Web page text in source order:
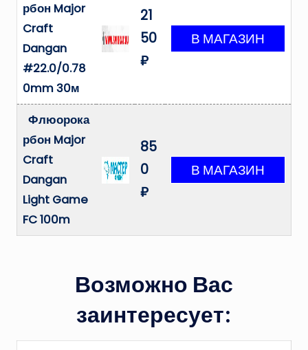
рбон Major
Craft
Dangan
#22.0/0.78
0mm 30м
21
50
₽
Флюорока
рбон Major
Craft
Dangan
Light Game
FC 100m
85
0
₽
Возможно Вас
заинтересует: